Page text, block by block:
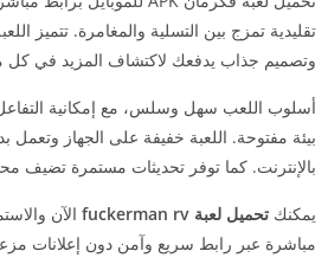
تقليدية تمزج بين التسلية والمغامرة. تتميز
وتصميم جذاب يدفعك لاكتشاف المزيد في كل
أسلوب اللعب سهل وسلس، مع إمكانية
بيئة مفتوحة. اللعبة خفيفة على الجهاز وتعمل
بالإنترنت. كما توفر تحديثات مستمرة تضيف
يمكنك تحميل لعبة fuckerman rv
الآن
مباشرة عبر رابط سريع وآمن دون إعلانات